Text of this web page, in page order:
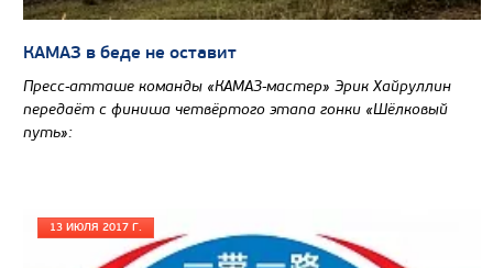
КАМАЗ в беде не оставит
Пресс-атташе команды «КАМАЗ-мастер» Эрик Хайруллин
передаёт с финиша четвёртого этапа гонки «Шёлковый
путь»:
13 ИЮЛЯ 2017 Г.